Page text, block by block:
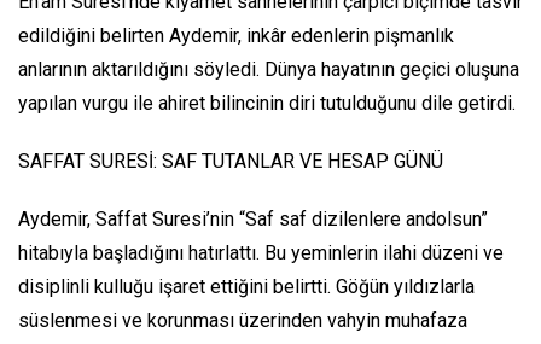
edildiğini belirten Aydemir, inkâr edenlerin pişmanlık
anlarının aktarıldığını söyledi. Dünya hayatının geçici oluşuna
yapılan vurgu ile ahiret bilincinin diri tutulduğunu dile getirdi.
SAFFAT SURESİ: SAF TUTANLAR VE HESAP GÜNÜ
Aydemir, Saffat Suresi’nin “Saf saf dizilenlere andolsun”
hitabıyla başladığını hatırlattı. Bu yeminlerin ilahi düzeni ve
disiplinli kulluğu işaret ettiğini belirtti. Göğün yıldızlarla
süslenmesi ve korunması üzerinden vahyin muhafaza